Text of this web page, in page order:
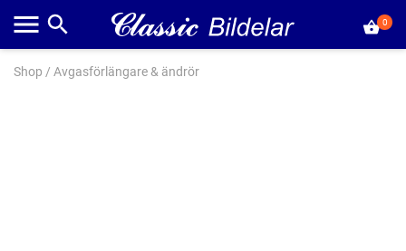
0
Shop / Avgasförlängare & ändrör